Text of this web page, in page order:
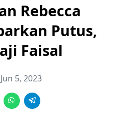
Rebecca
Putus,
Faisal
Jun 5, 2023